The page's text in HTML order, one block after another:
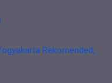
Rekomended,